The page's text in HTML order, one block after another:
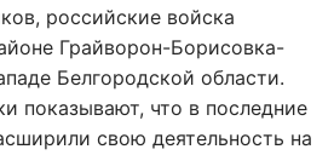
российские войска
Грайворон-Борисовка-
Белгородской области.
показывают, что в последние
свою деятельность на